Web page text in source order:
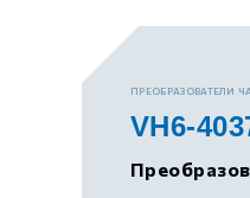
ПРЕОБРАЗОВАТЕЛИ
VH6-